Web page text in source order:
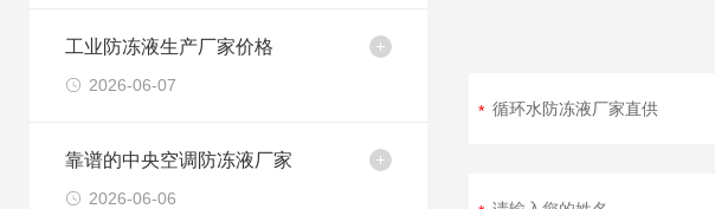
工业防冻液生产厂家价格
2026-06-07
靠谱的中央空调防冻液厂家
2026-06-06